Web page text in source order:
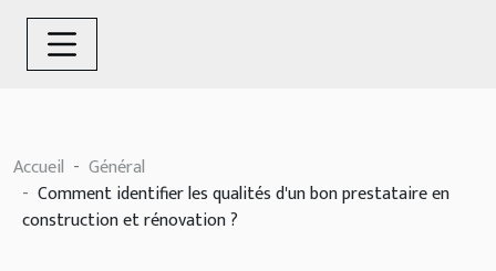
Accueil
Général
Comment identifier les qualités d'un bon prestataire en
construction et rénovation ?